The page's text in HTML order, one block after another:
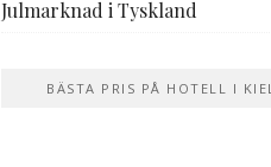
Julmarknad i Tyskland
BÄSTA PRIS PÅ HOTELL I KIEL